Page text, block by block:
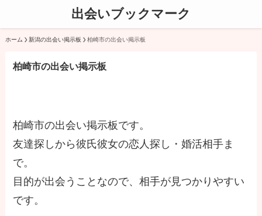
出会いブックマーク
ホーム 新潟の出会い掲示板 柏崎市の出会い掲示板
柏崎市の出会い掲示板
柏崎市の出会い掲示板です。
友達探しから彼氏彼女の恋人探し・婚活相手ま
で。
目的が出会うことなので、相手が見つかりやすい
です。